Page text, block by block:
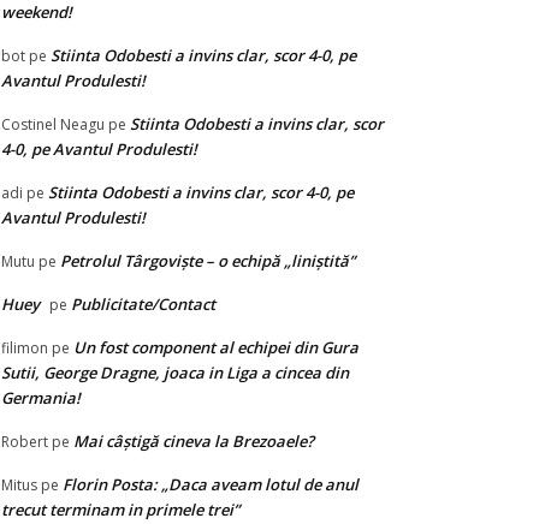
weekend!
bot pe Stiinta Odobesti a invins clar, scor 4-0, pe
Avantul Produlesti!
Costinel Neagu pe Stiinta Odobesti a invins clar, scor
4-0, pe Avantul Produlesti!
adi pe Stiinta Odobesti a invins clar, scor 4-0, pe
Avantul Produlesti!
Mutu pe Petrolul Târgovişte – o echipă „liniştită”
Huey pe Publicitate/Contact
filimon pe Un fost component al echipei din Gura
Sutii, George Dragne, joaca in Liga a cincea din
Germania!
Robert pe Mai câștigă cineva la Brezoaele?
Mitus pe Florin Posta: „Daca aveam lotul de anul
trecut terminam in primele trei”